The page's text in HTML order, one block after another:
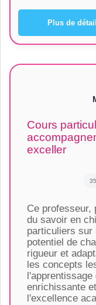
Plus de
Cours
exceller
Ce professeur,
du savoir en
particuliers sur
potentiel de
rigueur et
les concepts
enrichissante
l'excellence